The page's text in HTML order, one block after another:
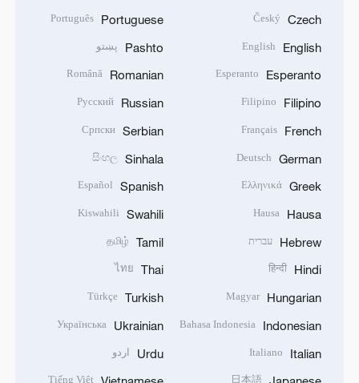
Czech
Český
English
English
Esperanto
Esperanto
Filipino
Filipino
French
Français
German
Deutsch
Greek
Ελληνικά
Hausa
Hausa
Hebrew עברית
Hindi
हिन्दी
Hungarian
Magyar
Indonesian
Bahasa Indonesia
Italian
Italiano
Portuguese
Português
Pashto پښتو
Romanian
Română
Russian
Русский
Serbian
Српски
Sinhala
සිංහල
Spanish
Español
Swahili
Kiswahili
Tamil
தமிழ்
Thai
ไทย
Turkish
Türkçe
Ukrainian
Українська
Urdu اردو